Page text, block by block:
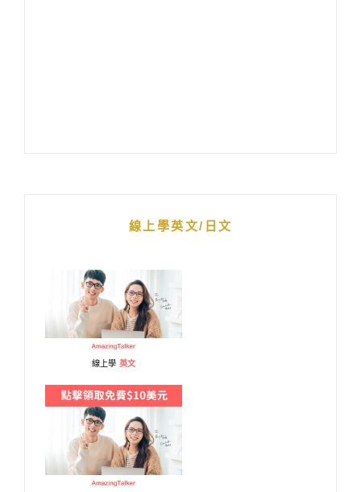
線上學英文/日文
線上學 英文